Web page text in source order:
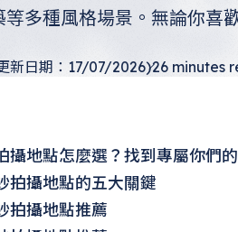
多種風格場景。無論你喜
新日期：17/07/2026)26 minutes
攝地點怎麼選？找到專屬你們
拍攝地點的五大關鍵
拍攝地點推薦